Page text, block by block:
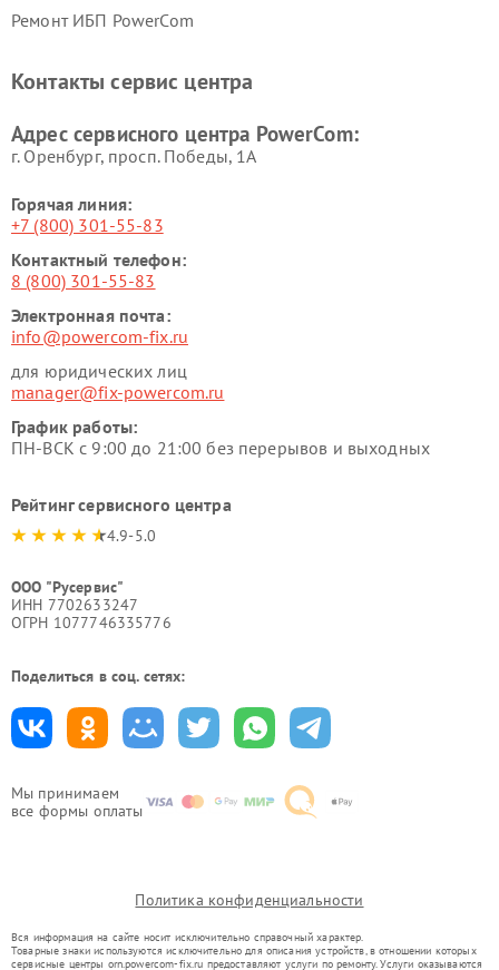
Мы принимаем
все формы оплаты
Ремонт ИБП PowerCom
Контакты сервис центра
Адрес сервисного центра PowerCom:
г. Оренбург, просп. Победы, 1А
Горячая линия:
+7 (800) 301-55-83
Контактный телефон:
8 (800) 301-55-83
Электронная почта:
info@powercom-fix.ru
для юридических лиц
manager@fix-powercom.ru
График работы:
ПН-ВСК с 9:00 до 21:00 без перерывов и выходных
Рейтинг сервисного центра
4.9-5.0
ООО "Русервис"
ИНН 7702633247
ОГРН 1077746335776
Поделиться в соц. сетях:
Политика конфиденциальности
Вся информация на сайте носит исключительно справочный характер.
Товарные знаки используются исключительно для описания устройств, в отношении которых
сервисные центры orn.powercom-fix.ru предоставляют услуги по ремонту. Услуги оказываются